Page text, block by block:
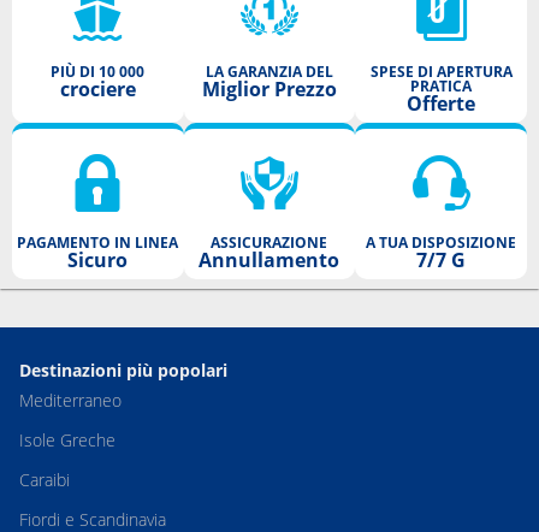
PIÙ DI 10 000
crociere
LA GARANZIA DEL
Miglior Prezzo
SPESE DI APERTURA
PRATICA
Offerte
PAGAMENTO IN LINEA
Sicuro
ASSICURAZIONE
Annullamento
A TUA DISPOSIZIONE
7/7 G
Destinazioni più popolari
Mediterraneo
Isole Greche
Caraibi
Fiordi e Scandinavia